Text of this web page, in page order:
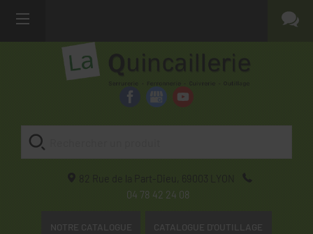
82 Rue de la Part-Dieu, 69003
LYON
04 78 42 24 08
NOTRE CATALOGUE CATALOGUE D'OUTILLAGE